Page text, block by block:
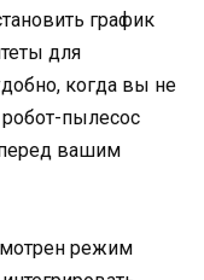
график
для
когда вы не
робот-пылесос
вашим
режим